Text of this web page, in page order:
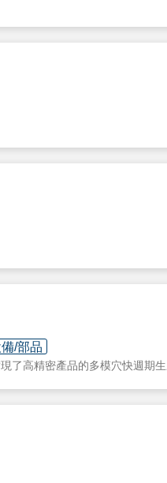
/部品
了高精密產品的多模穴快週期